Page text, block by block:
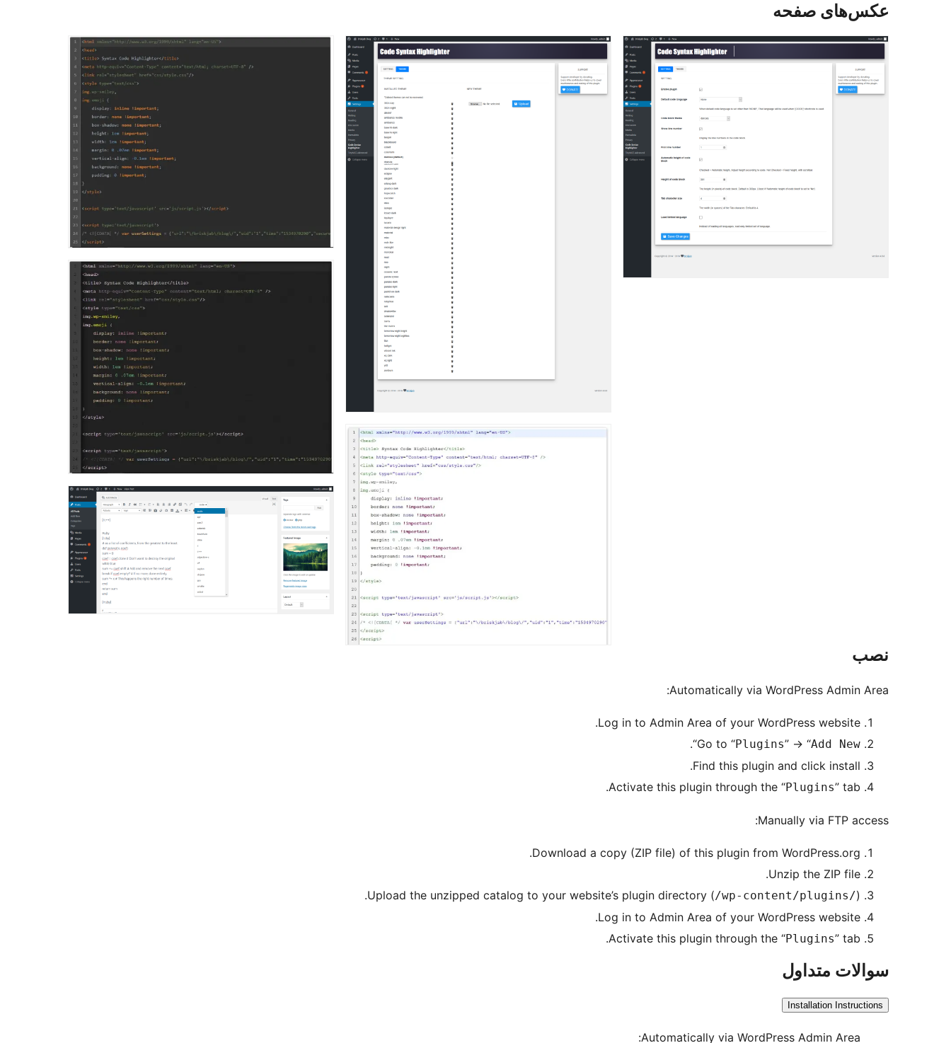
عکس‌های صفحه
نصب
Automatically via WordPress Admin Area:
Log in to Admin Area of your WordPress website.
Go to “Plugins” -> “Add New
“.
Find this plugin and click install.
Activate this plugin through the “Plugins” tab.
Manually via FTP access:
Download a copy (ZIP file) of this plugin from WordPress.org.
Unzip the ZIP file.
Upload the unzipped catalog to your website’s plugin directory (/wp-content/plugins/).
Log in to Admin Area of your WordPress website.
Activate this plugin through the “Plugins” tab.
سوالات متداول
Installation Instructions
Automatically via WordPress Admin Area: